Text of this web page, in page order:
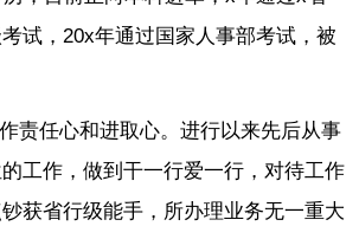
试，20x年通过国家人事部考试，被
责任心和进取心。进行以来先后从事
工作，做到干一行爱一行，对待工作
获省行级能手，所办理业务无一重大